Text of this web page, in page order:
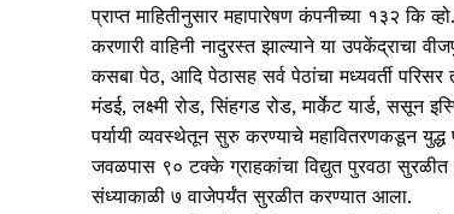
प्राप्त माहितीनुसार महापारेषण कंपनीच्या १३२ कि
करणारी वाहिनी नादुरस्त झाल्याने या उपकेंद्राचा
कसबा पेठ, आदि पेठासह सर्व पेठांचा मध्यवर्ती
मंडई, लक्ष्मी रोड, सिंहगड रोड, मार्केट यार्ड, ससून
पर्यायी व्यवस्थेतून सुरु करण्याचे महावितरणकडून
जवळपास ९० टक्के ग्राहकांचा विद्युत पुरवठा सुरळीत
संध्याकाळी ७ वाजेपर्यंत सुरळीत करण्यात आला.